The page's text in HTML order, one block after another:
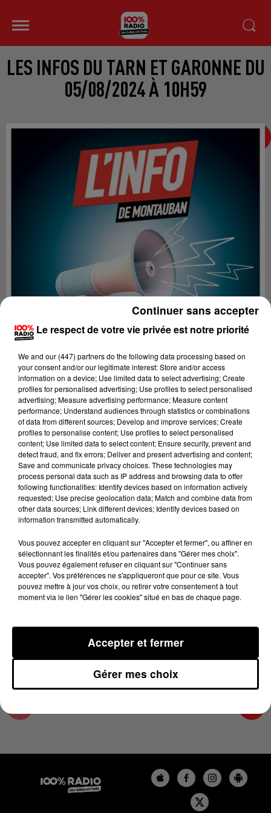
LES INFOS DU TARN ET GARONNE DU
05/08/2024 À 10H59
Lecture (2 min 27 sec)
100%
100% Radio les infos du Tarn et Garonne
5 août 2024 - 2 min 27 sec
LES INFOS DU TARN ET GARONNE DU
05/08/2024 À 10H59
Podcasts infos du Tarn et Garonne
Le respect de votre vie privée est notre priorité
We and our (447) partnersdo the following data processing based on
your consent and/or our legitimate interest: Store and/or access
information on a device; Use limited data to select advertising; Create
profiles for personalised advertising; Use profiles to select personalised
advertising; Measure advertising performance; Measure content
performance; Understand audiences through statistics or combinations
of data from different sources; Develop and improve services; Create
profiles to personalise content; Use profiles to select personalised
content; Use limited data to select content; Ensure security, prevent and
detect fraud, and fix errors; Deliver and present advertising and content;
Save and communicate privacy choices. These technologies may
process personal data such as IP address and browsing data to offer
following functionalities: Identify devices based on information actively
requested; Use precise geolocation data; Match and combine data from
other data sources; Link different devices; Identify devices based on
information transmitted automatically.
Vous pouvez accepter en cliquant sur "Accepter et fermer", ou affiner en
sélectionnant les finalités et/ou partenaires dans "Gérer mes choix".
Vous pouvez également refuser en cliquant sur "Continuer sans
accepter". Vos préférences ne s'appliqueront que pour ce site. Vous
pouvez mettre à jour vos choix, ou retirer votre consentement à tout
moment via le lien "Gérer les cookies" situé en bas de chaque page.
Gérer mes choix
Accepter et fermer
Continuer sans accepter